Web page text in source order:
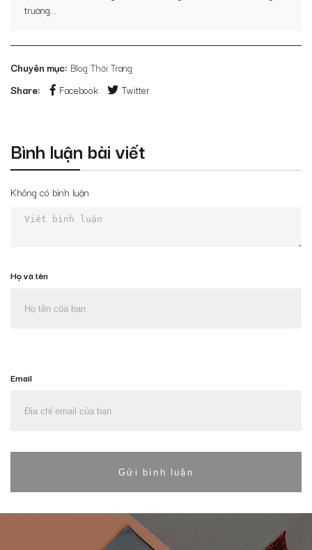
trường...
Chuyên mục: Blog Thời Trang
Share:
Facebook Twitter
Bình luận bài viết
Không có bình luận
Họ và tên
Email